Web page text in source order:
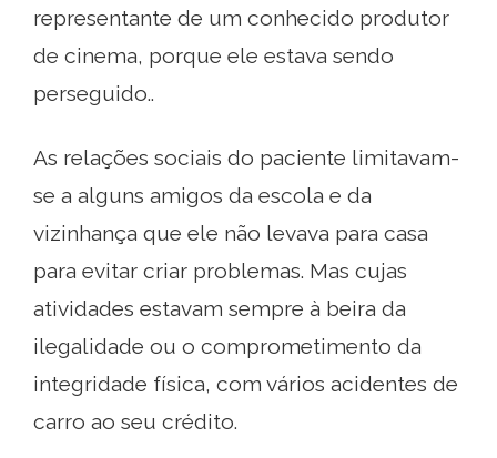
representante de um conhecido produtor
de cinema, porque ele estava sendo
perseguido..
As relações sociais do paciente limitavam-
se a alguns amigos da escola e da
vizinhança que ele não levava para casa
para evitar criar problemas. Mas cujas
atividades estavam sempre à beira da
ilegalidade ou o comprometimento da
integridade física, com vários acidentes de
carro ao seu crédito.